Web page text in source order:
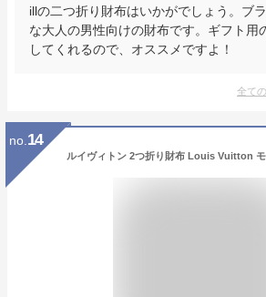
illの二つ折り財布はいかがでしょう。ブ
な大人の男性向けの財布です。ギフト用
してくれるので、オススメですよ！
全て
no. 14